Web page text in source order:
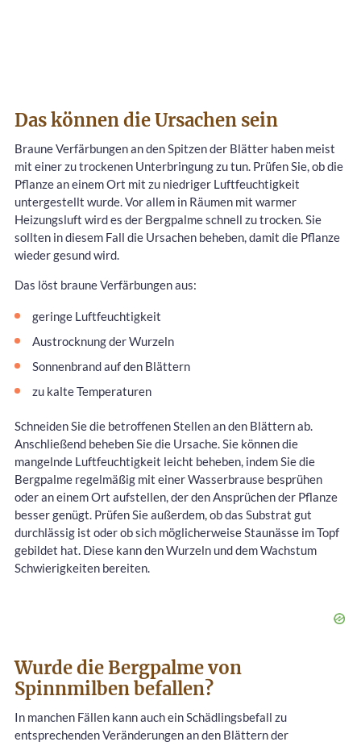
Das können die Ursachen sein
Braune Verfärbungen an den Spitzen der Blätter haben meist
mit einer zu trockenen Unterbringung zu tun. Prüfen Sie, ob die
Pflanze an einem Ort mit zu niedriger Luftfeuchtigkeit
untergestellt wurde. Vor allem in Räumen mit warmer
Heizungsluft wird es der Bergpalme schnell zu trocken. Sie
sollten in diesem Fall die Ursachen beheben, damit die Pflanze
wieder gesund wird.
Das löst braune Verfärbungen aus:
geringe Luftfeuchtigkeit
Austrocknung der Wurzeln
Sonnenbrand auf den Blättern
zu kalte Temperaturen
Schneiden Sie die betroffenen Stellen an den Blättern ab.
Anschließend beheben Sie die Ursache. Sie können die
mangelnde Luftfeuchtigkeit leicht beheben, indem Sie die
Bergpalme regelmäßig mit einer Wasserbrause besprühen
oder an einem Ort aufstellen, der den Ansprüchen der Pflanze
besser genügt. Prüfen Sie außerdem, ob das Substrat gut
durchlässig ist oder ob sich möglicherweise Staunässe im Topf
gebildet hat. Diese kann den Wurzeln und dem Wachstum
Schwierigkeiten bereiten.
Wurde die Bergpalme von
Spinnmilben befallen?
In manchen Fällen kann auch ein Schädlingsbefall zu
entsprechenden Veränderungen an den Blättern der